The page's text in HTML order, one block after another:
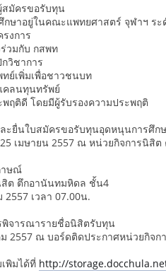
มัครขอรับทุน
กษาอยู่ในคณะแพทยศาสตร์ จุฬาฯ ร
งการ
วมกับ กสพท
วิชาการ
เพิ่มเพื่อชาวชนบท
คลนทุนทรัพย์
ฤติดี โดยมีผู้รับรองความประพฤติ
ะยื่นใบสมัครขอรับทุนอุดหนุนการศึก
เมษายน 2557 ณ หน่วยกิจการนิ
าษณ์
ต ตึกอานันทมหิดล ชั้น4
เวลา 07.00น.
พิจารณารายชื่อนิสิตรับทุน
2557 ณ บอร์ดติดประกาศหน่วยกิจ
พิมได้ที่ http://